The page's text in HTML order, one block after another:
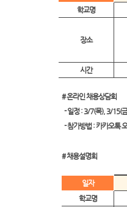
학교명
장소
시간
# 온라인 채용상담회
- 일정 : 3/7(목), 3/15(
- 참가방법 : 카카오톡
# 채용설명회
일자
학교명